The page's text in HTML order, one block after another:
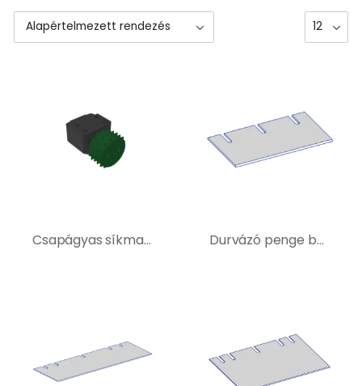
Csapágyas síkmaró fejek Durvázó penge burkolatbontó géphez – 400217